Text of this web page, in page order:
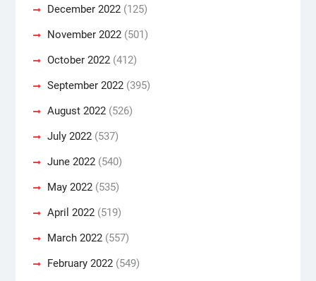
December 2022(125)
November 2022(501)
October 2022(412)
September 2022(395)
August 2022(526)
July 2022(537)
June 2022(540)
May 2022(535)
April 2022(519)
March 2022(557)
February 2022(549)